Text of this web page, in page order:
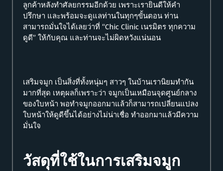
ลูกค้าหลังทำศัลยกรรมอีกด้วย เพราะเรายินดีให้คำ
ปรึกษา และพร้อมจะดูแลท่านในทุกๆขั้นตอน ท่าน
สามารถมั่นใจได้เลยว่าที่ “Chic Clinic เนรมิตร ทุกความ
ดูดี” ให้กับคุณ และท่านจะไม่ผิดหวังแน่นอน
เสริมจมูก เป็นสิ่งที่ทั้งหนุ่มๆ สาวๆ ในบ้านเรานิยมทำกัน
มากที่สุด เหตุผลก็เพราะว่า จมูกเป็นเหมือนจุดศูนย์กลาง
ของใบหน้า พอทำจมูกออกมาแล้วก็สามารถเปลี่ยนแปลง
ใบหน้าให้ดูดีขึ้นได้อย่างไม่น่าเชื่อ ทำออกมาแล้วมีความ
มั่นใจ
วัสดุที่ใช้ในการเสริมจมูก